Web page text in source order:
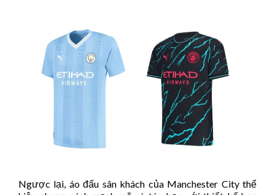
Ngược lại, áo đấu sân khách của Manchester City thể